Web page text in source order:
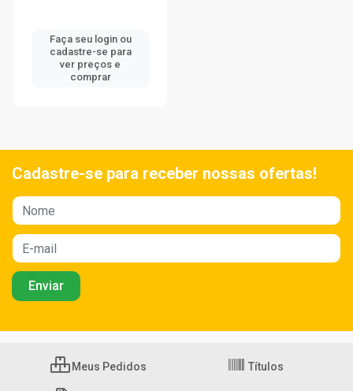
Faça seu login ou
cadastre-se para
ver preços e
comprar
Cadastre-se para receber nossas ofertas!
Meus Pedidos Títulos